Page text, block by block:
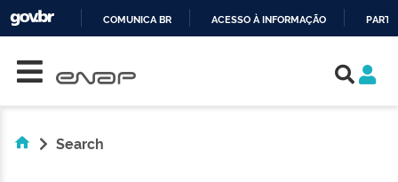
COMUNICA BR ACESSO À INFORMAÇÃO
Search